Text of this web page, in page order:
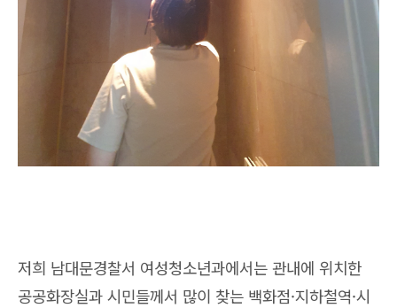
저희 남대문경찰서 여성청소년과에서는 관내에 위치한
공공화장실과 시민들께서 많이 찾는 백화점·지하철역·시